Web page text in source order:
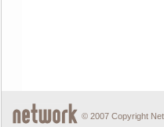
© 2007 Copyright